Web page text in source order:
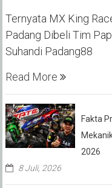
Ternyata MX King
Padang Dibeli Tim
Suhandi Padang88
Read More
Fakta
2026
8 Juli, 2026